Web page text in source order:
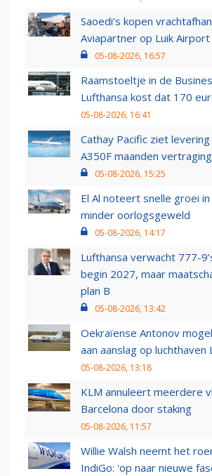
Saoedi’s kopen
Aviapartner op Luik Airport
05-08-2026, 16:57
Raamstoeltje in de
Lufthansa kost dat 170
05-08-2026, 16:41
Cathay Pacific ziet
A350F maanden
05-08-2026, 15:25
El Al noteert snelle groei
minder oorlogsgeweld
05-08-2026, 14:17
Lufthansa verwacht 777-
begin 2027, maar
plan B
05-08-2026, 13:42
Oekraïense Antonov
aan aanslag op luchthaven
05-08-2026, 13:18
KLM annuleert meerdere
Barcelona door staking
05-08-2026, 11:57
Willie Walsh neemt het
IndiGo: 'op naar nieuwe